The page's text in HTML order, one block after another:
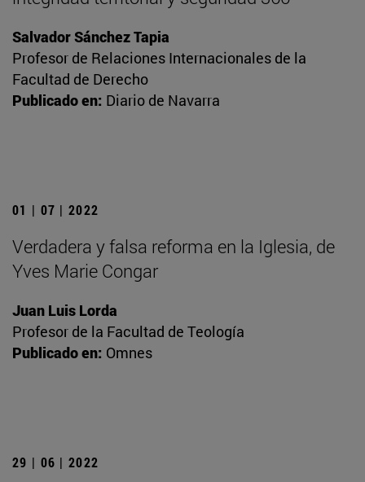
Salvador Sánchez Tapia
Profesor de Relaciones Internacionales de la
Facultad de Derecho
Publicado en: Diario de Navarra
01 | 07 | 2022
Verdadera y falsa reforma en la Iglesia, de
Yves Marie Congar
Juan Luis Lorda
Profesor de la Facultad de Teología
Publicado en: Omnes
29 | 06 | 2022